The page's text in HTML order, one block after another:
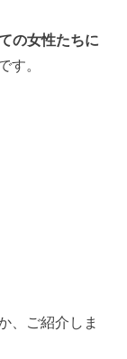
の女性たちに
す。
、ご紹介しま